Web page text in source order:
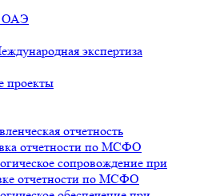
ОАЭ
экспертиза
проекты
отчетность
отчетности по МСФО
сопровождение при
отчетности по МСФО